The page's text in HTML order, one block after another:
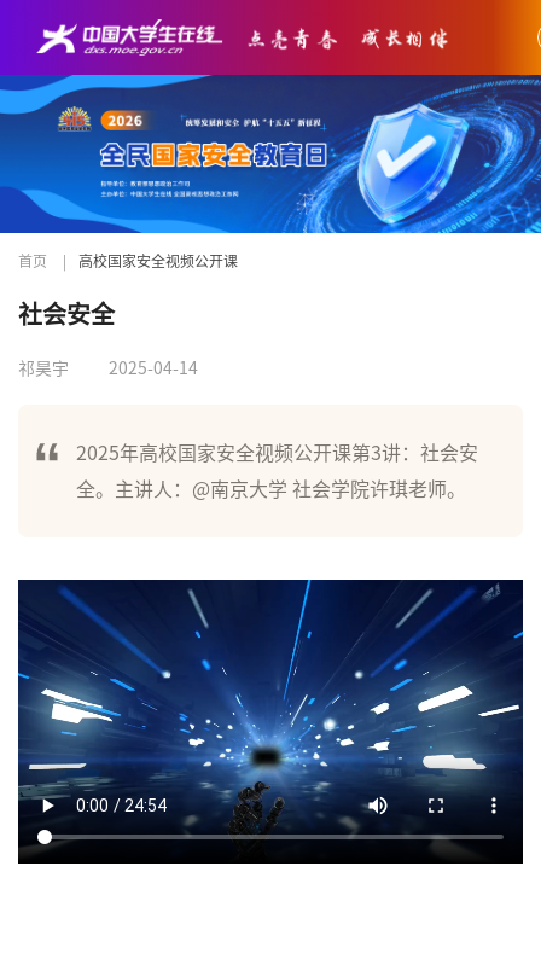
首页 高校国家安全视频公开课
社会安全
祁昊宇 2025-04-14
2025年高校国家安全视频公开课第3讲：社会安
全。主讲人：@南京大学 社会学院许琪老师。